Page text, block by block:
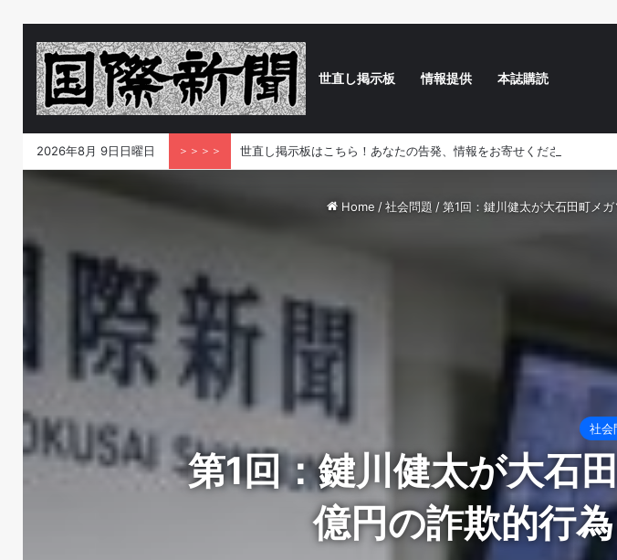
世直し掲示板 情報提供 本誌購読
2026年8月 9日日曜日 ＞＞＞＞ 世直し掲示板はこちら！あなたの告発、情報をお寄せください
Home /社会問題 /第1回：鍵川健太が大石田町メ
社会
第1回：鍵川健太が大石
億円の詐欺的行